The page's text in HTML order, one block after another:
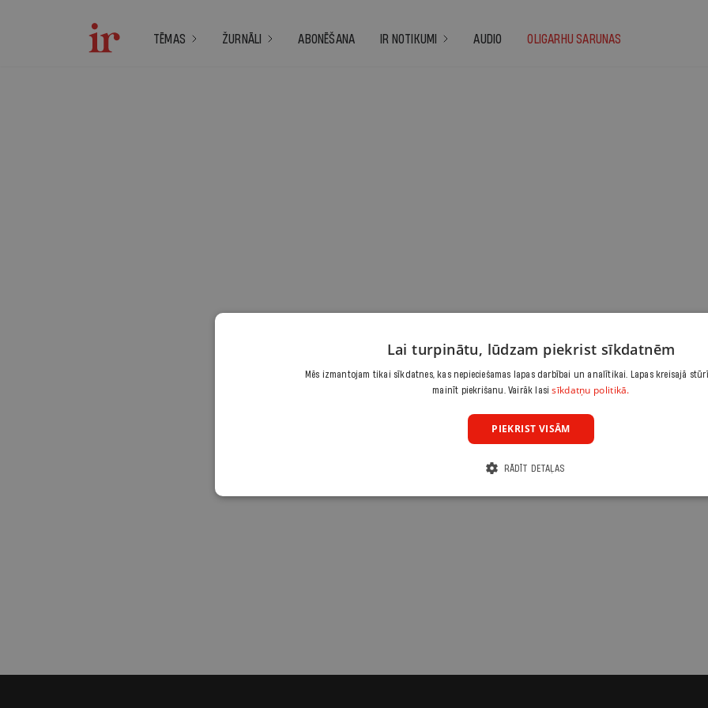
TĒMAS ŽURNĀLI ABONĒŠANA IR NOTIKUMI AUDIO OLIGARHU SARUNAS
Lai turpinātu, lūdzam piekrist sīkdatnēm
Mēs izmantojam tikai sīkdatnes, kas nepieciešamas lapas darbībai un analītikai. Lapas kreisajā
mainīt piekrišanu. Vairāk lasisīkdatņu politikā.
PIEKRIST VISĀM
RĀDĪT DETAĻAS